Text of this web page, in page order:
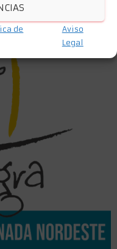
de
Aviso
Legal